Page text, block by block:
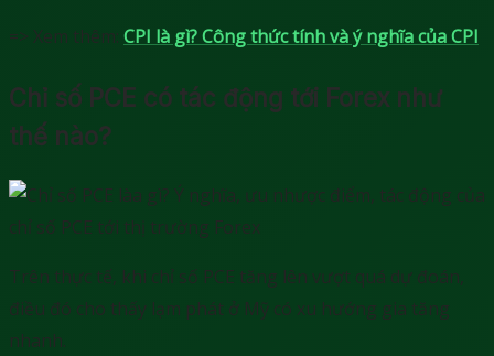
=> Xem thêm: CPI là gì? Công thức tính và ý nghĩa của CPI
Chỉ số PCE có tác động tới Forex như
thế nào?
Trên thực tế, khi chỉ số PCE tăng lên vượt quá dự đoán,
điều đó cho thấy lạm phát ở Mỹ có xu hướng gia tăng
nhanh.